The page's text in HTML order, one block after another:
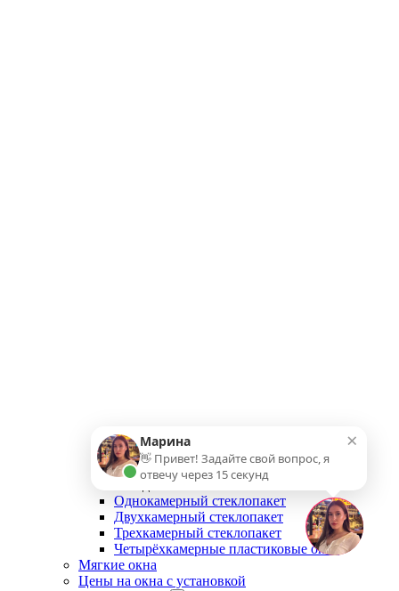
Однокамерный стеклопакет
Двухкамерный стеклопакет
Трехкамерный стеклопакет
Четырёхкамерные пластиковые окна
Мягкие окна
Цены на окна с установкой
×
Марина
👋 Привет! Задайте свой вопрос, я
отвечу через 15 секунд